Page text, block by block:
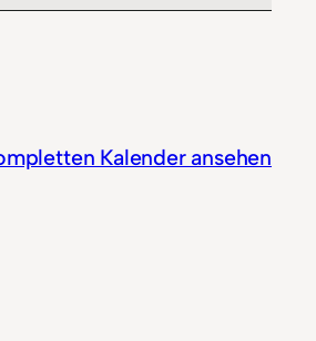
Kalender ansehen